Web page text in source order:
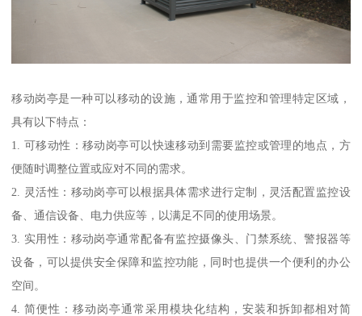
移动岗亭是一种可以移动的设施，通常用于监控和管理特定区域，
具有以下特点：
1. 可移动性：移动岗亭可以快速移动到需要监控或管理的地点，方
便随时调整位置或应对不同的需求。
2. 灵活性：移动岗亭可以根据具体需求进行定制，灵活配置监控设
备、通信设备、电力供应等，以满足不同的使用场景。
3. 实用性：移动岗亭通常配备有监控摄像头、门禁系统、警报器等
设备，可以提供安全保障和监控功能，同时也提供一个便利的办公
空间。
4. 简便性：移动岗亭通常采用模块化结构，安装和拆卸都相对简